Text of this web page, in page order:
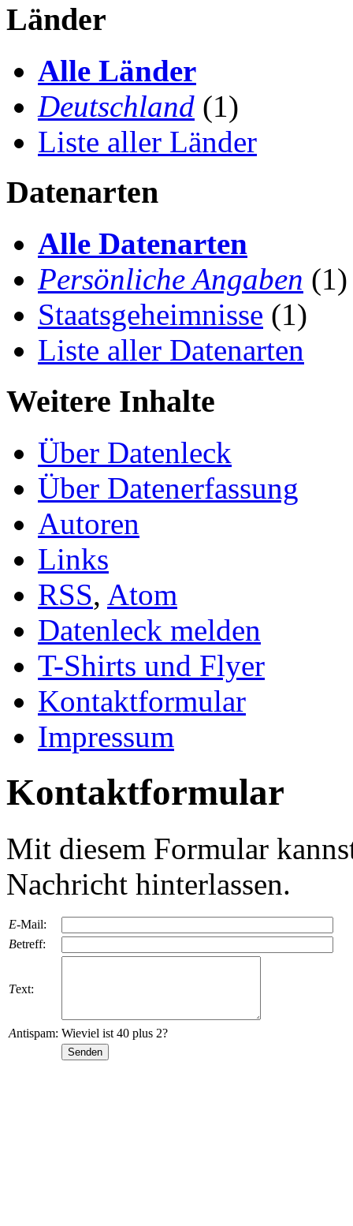
Länder
Alle Länder
Deutschland (1)
Liste aller Länder
Datenarten
Alle Datenarten
Persönliche Angaben (1)
Staatsgeheimnisse (1)
Liste aller Datenarten
Weitere Inhalte
Über Datenleck
Über Datenerfassung
Autoren
Links
RSS, Atom
Datenleck melden
T-Shirts und Flyer
Kontaktformular
Impressum
Kontaktformular
Mit diesem Formular
Nachricht hinterlassen.
E-Mail:
Betreff:
Text:
Antispam: Wieviel ist 40 plus 2?